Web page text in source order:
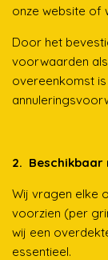
onze website of
Door het
voorwaarden
overeenkomst
2. Beschikbaar
Wij vragen elke
voorzien (per
wij een
essentieel.